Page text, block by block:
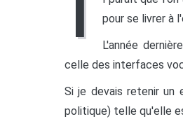
I
pour se livrer à
L'année
celle des interfaces
Si je devais retenir un
politique) telle qu'elle